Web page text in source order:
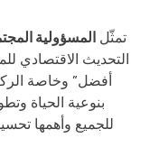
تمثّل المسؤولية
التحديث الاقتصادي
أفضل” وخاصة
بنوعية الحياة
للجميع وأهمها